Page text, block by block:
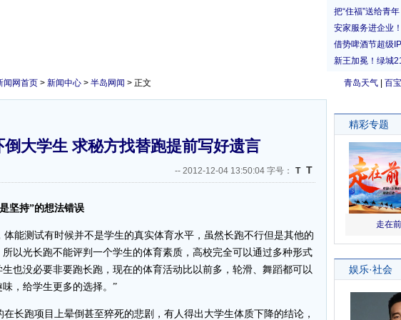
青岛天气 百
闻网首页 > 新闻中心 > 半岛网闻 > 正文
倒大学生 求秘方找替跑提前写好遗言
-- 2012-12-04 13:50:04 字号： T T
坚持”的想法错误
能测试有时候并不是学生的真实体育水平，虽然长跑不行但是其他的
以光长跑不能评判一个学生的体育素质，高校完全可以通过多种形式
也没必要非要跑长跑，现在的体育活动比以前多，轮滑、舞蹈都可以
，给学生更多的选择。”
长跑项目上晕倒甚至猝死的悲剧，有人得出大学生体质下降的结论，